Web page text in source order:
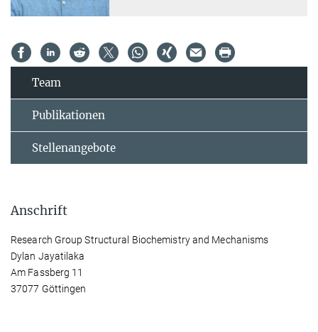
Team
Publikationen
Stellenangebote
Anschrift
Research Group Structural Biochemistry and Mechanisms
Dylan Jayatilaka
Am Fassberg 11
37077 Göttingen